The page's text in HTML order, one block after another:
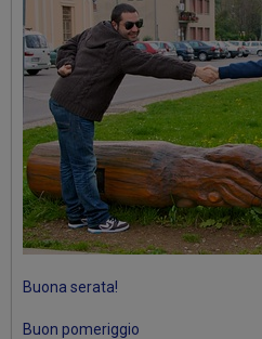
Buona serata!
Buon pomeriggio